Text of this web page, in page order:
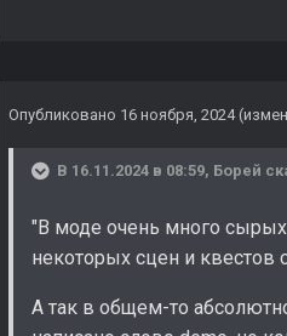
Опубликовано 16 ноября, 2024
В 16.11.2024 в 08:59, Борей
"В моде очень много
некоторых сцен и квестов
А так в общем-то